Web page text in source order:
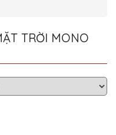
TRỜI MONO